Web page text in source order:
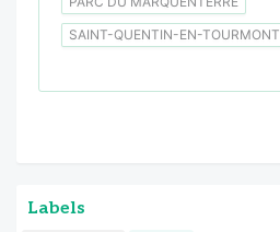
SAINT-QUENTIN-EN-TOURMONT
Labels